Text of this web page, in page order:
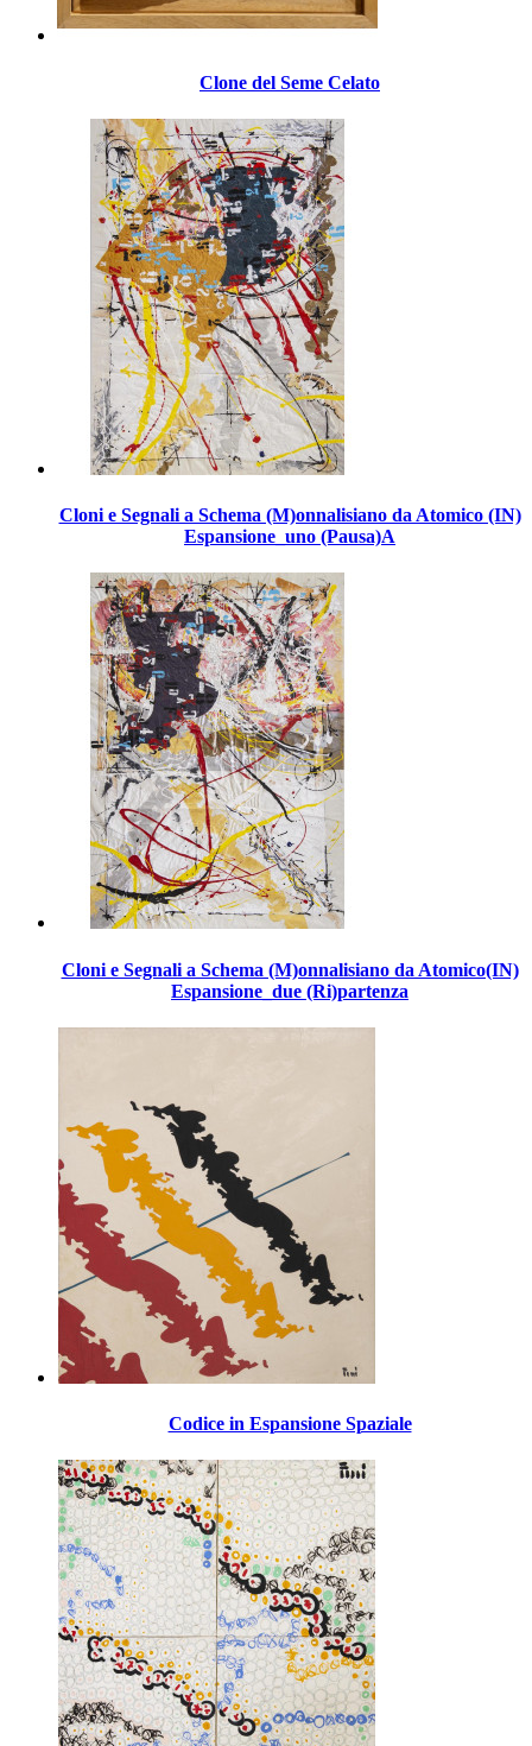
Clone del Seme Celato
Cloni e Segnali a Schema (M)onnalisiano da Atomico (IN)
Espansione_uno (Pausa)A
Cloni e Segnali a Schema (M)onnalisiano da Atomico(IN)
Espansione_due (Ri)partenza
Codice in Espansione Spaziale